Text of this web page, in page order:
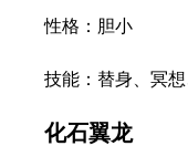
性格：胆小
技能：替身、冥
化石翼龙